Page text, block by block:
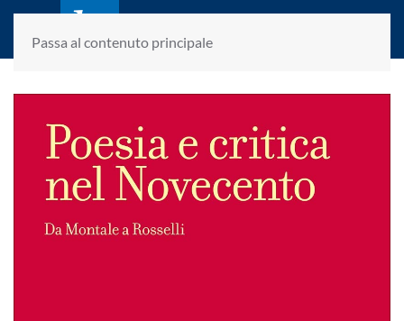
Passa al contenuto principale
laletteraturaenoi.it
fondato da Romano Luperini